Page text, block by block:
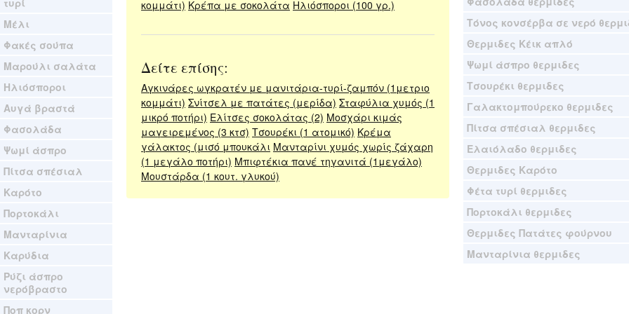
τυρί
Μέλι
Φακές σούπα
Μαρούλι σαλάτα
Ηλιόσποροι
Αυγά βραστά
Φασολάδα
Ψωμί άσπρο
Πίτσα σπέσιαλ
Καρότο
Πορτοκάλι
Μανταρίνια
Καρύδια
Ρύζι άσπρο
νερόβραστο
Ποπ κορν
κομμάτι) Κρέπα με σοκολάτα Ηλιόσποροι (100 γρ.)
Δείτε επίσης:
Αγκινάρες ωγκρατέν με μανιτάρια-τυρί-ζαμπόν (1μετριο
κομμάτι) Σνίτσελ με πατάτες (μερίδα) Σταφύλια χυμός (1
μικρό ποτήρι) Ελίτσες σοκολάτας (2) Μοσχάρι κιμάς
μαγειρεμένος (3 κτσ) Τσουρέκι (1 ατομικό) Κρέμα
γάλακτος (μισό μπουκάλι Μανταρίνι χυμός χωρίς ζάχαρη
(1 μεγάλο ποτήρι) Μπιφτέκια πανέ τηγανιτά (1μεγάλο)
Μουστάρδα (1 κουτ. γλυκού)
Τόνος κονσέρβα σε νερό
Θερμιδες Κέικ απλό
Ψωμί άσπρο θερμιδες
Τσουρέκι θερμιδες
Γαλακτομπούρεκο θερμιδες
Πίτσα σπέσιαλ θερμιδες
Ελαιόλαδο θερμιδες
Θερμιδες Καρότο
Φέτα τυρί θερμιδες
Πορτοκάλι θερμιδες
Θερμιδες Πατάτες φούρνου
Μανταρίνια θερμιδες